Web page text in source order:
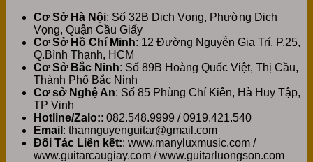
Cơ Sở Hà Nội: Số 32B Dịch Vọng, Phường Dịch
Vọng, Quận Cầu Giấy
Cơ Sở Hồ Chí Minh: 12 Đường Nguyễn Gia Trí, P.25,
Q.Bình Thạnh, HCM
Cơ Sở Bắc Ninh: Số 89B Hoàng Quốc Việt, Thị Cầu,
Thành Phố Bắc Ninh
Cơ sở Nghệ An: Số 85 Phùng Chí Kiên, Hà Huy Tập,
TP Vinh
Hotline/Zalo:: 082.548.9999 / 0919.421.540
Email : thannguyenguitar@gmail.com
Đối Tác Liên kết:: www.manyluxmusic.com /
www.guitarcaugiay.com / www.guitarluongson.com